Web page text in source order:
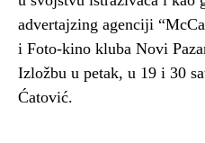
advertajzing agenciji
i Foto-kino kluba Novi
Izložbu u petak, u 19 i 30
Ćatović.